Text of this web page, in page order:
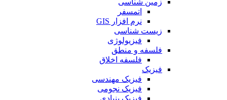
اتمسفر
نرم افزار GIS
زیست شناسی
فیزیولوژی
فلسفه و منطق
فلسفه اخلاق
فیزیک
فیزیک مهندسی
فیزیک نجومی
فیزیک بنیادی